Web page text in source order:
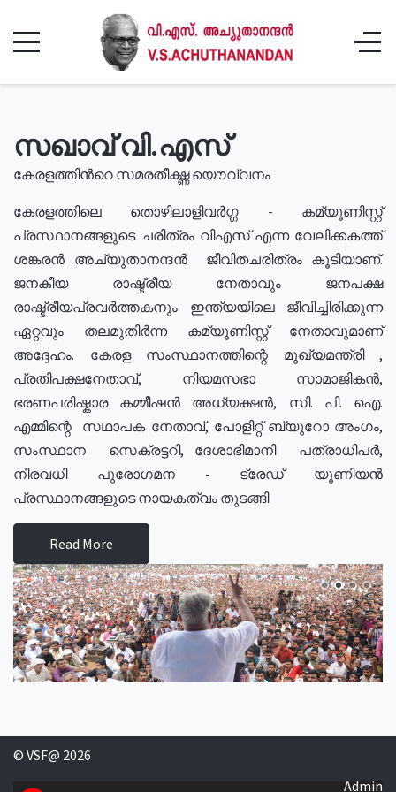
സഖാവ് വി.എസ്
കേരളത്തിൻറെ സമരതീക്ഷ്ണ യൌവ്വനം
കേരളത്തിലെ തൊഴിലാളിവർഗ്ഗ - കമ്യൂണിസ്റ്റ്
പ്രസ്ഥാനങ്ങളുടെ ചരിത്രം വിഎസ് എന്ന വേലിക്കകത്ത്
ശങ്കരൻ അച്യുതാനന്ദൻ ജീവിതചരിത്രം കൂടിയാണ്.
ജനകീയ രാഷ്ട്രീയ നേതാവും ജനപക്ഷ
രാഷ്ട്രീയപ്രവർത്തകനും ഇന്ത്യയിലെ ജീവിച്ചിരിക്കുന്ന
ഏറ്റവും തലമുതിർന്ന കമ്യൂണിസ്റ്റ് നേതാവുമാണ്
അദ്ദേഹം. കേരള സംസ്ഥാനത്തിന്റെ മുഖ്യമന്ത്രി ,
പ്രതിപക്ഷനേതാവ്, നിയമസഭാ സാമാജികൻ,
ഭരണപരിഷ്കാര കമ്മീഷൻ അധ്യക്ഷൻ, സി. പി. ഐ.
എമ്മിന്റെ സഥാപക നേതാവ്, പോളിറ്റ് ബ്യുറോ അംഗം,
സംസ്ഥാന സെക്രട്ടറി, ദേശാഭിമാനി പത്രാധിപർ,
നിരവധി പുരോഗമന - ട്രേഡ് യൂണിയൻ
പ്രസ്ഥാനങ്ങളുടെ നായകത്വം തുടങ്ങി
Read More
© VSF@ 2026
Admin